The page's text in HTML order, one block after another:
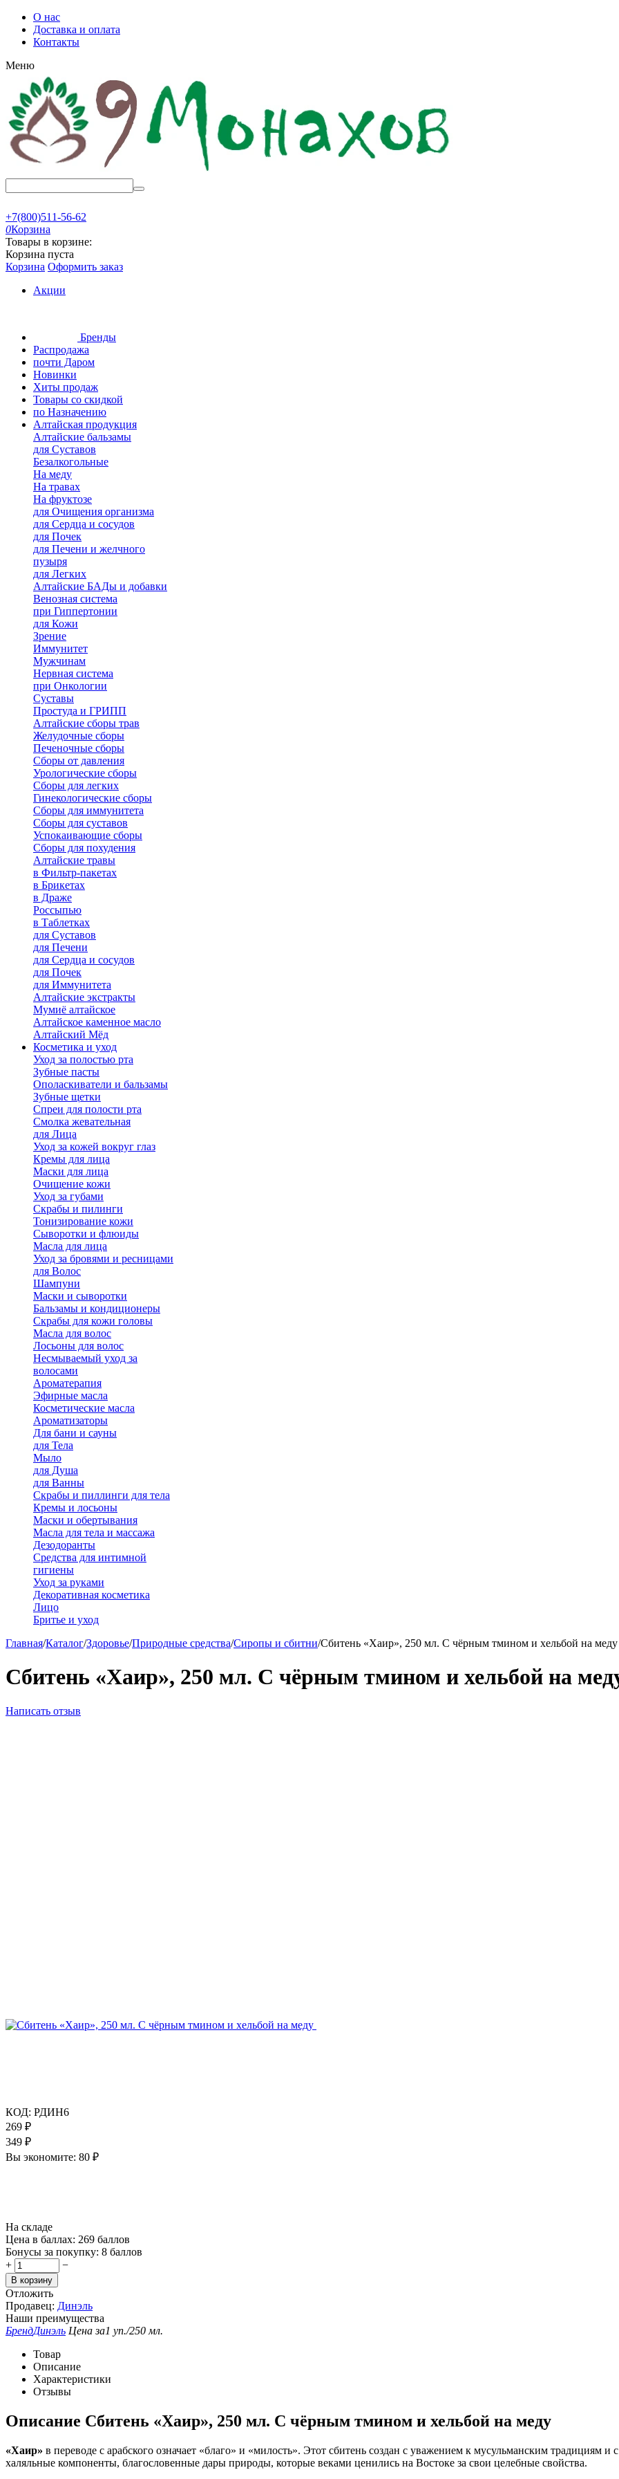
О нас
Доставка и оплата
Контакты
Меню
+7(800)511-56-62
0Корзина
Товары в корзине:
Корзина пуста
Корзина Оформить заказ
Акции
Бренды
Распродажа
почти Даром
Новинки
Хиты продаж
Товары со скидкой
по Назначению
Алтайская продукция
Алтайские бальзамы
для Суставов
Безалкогольные
На меду
На травах
На фруктозе
для Очищения организма
для Сердца и сосудов
для Почек
для Печени и желчного
пузыря
для Легких
Алтайские БАДы и добавки
Венозная система
при Гиппертонии
для Кожи
Зрение
Иммунитет
Мужчинам
Нервная система
при Онкологии
Суставы
Простуда и ГРИПП
Алтайские сборы трав
Желудочные сборы
Печеночные сборы
Сборы от давления
Урологические сборы
Сборы для легких
Гинекологические сборы
Сборы для иммунитета
Сборы для суставов
Успокаивающие сборы
Сборы для похудения
Алтайские травы
в Фильтр-пакетах
в Брикетах
в Драже
Россыпью
в Таблетках
для Cуставов
для Печени
для Сердца и сосудов
для Почек
для Иммунитета
Алтайские экстракты
Мумиё алтайское
Алтайское каменное масло
Алтайский Мёд
Косметика и уход
Уход за полостью рта
Зубные пасты
Ополаскиватели и бальзамы
Зубные щетки
Спреи для полости рта
Смолка жевательная
для Лица
Уход за кожей вокруг глаз
Кремы для лица
Маски для лица
Очищение кожи
Уход за губами
Скрабы и пилинги
Тонизирование кожи
Сыворотки и флюиды
Масла для лица
Уход за бровями и ресницами
для Волос
Шампуни
Маски и сыворотки
Бальзамы и кондиционеры
Скрабы для кожи головы
Масла для волос
Лосьоны для волос
Несмываемый уход за
волосами
Ароматерапия
Эфирные масла
Косметические масла
Ароматизаторы
Для бани и сауны
для Тела
Мыло
для Душа
для Ванны
Скрабы и пиллинги для тела
Кремы и лосьоны
Маски и обертывания
Масла для тела и массажа
Дезодоранты
Средства для интимной
гигиены
Уход за руками
Декоративная косметика
Лицо
Бритье и уход
Главная/Каталог/Здоровье/Природные средства/Сиропы и сбитни/Сбитень «Хаир», 250 мл. С чёрным тмином и хельбой на меду
Сбитень «Хаир», 250 мл. С чёрным тмином и хельбой на
Написать отзыв
КОД: РДИН6
269 ₽
349 ₽
Вы экономите: 80 ₽
На складе
Цена в баллах: 269 баллов
Бонусы за покупку: 8 баллов
+
−
В корзину
Отложить
Продавец: Динэль
Наши преимущества
БрендДинэль Цена за1 уп./250 мл.
Товар
Описание
Характеристики
Отзывы
Описание Сбитень «Хаир», 250 мл. С чёрным тмином и хельбой на меду
«Хаир» в переводе с арабского означает «благо» и «милость». Этот сбитень создан с уважением к мусульманским традициям
халяльные компоненты, благословенные дары природы, которые веками ценились на Востоке за свои целебные свойства.